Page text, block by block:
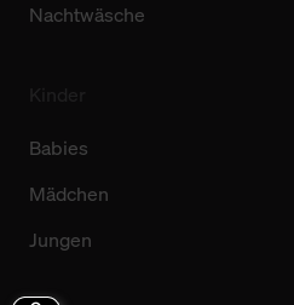
Nachtwäsche
Babies
Mädchen
Jungen